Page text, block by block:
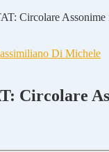
Circolare Assonime
Di Michele
Circolare